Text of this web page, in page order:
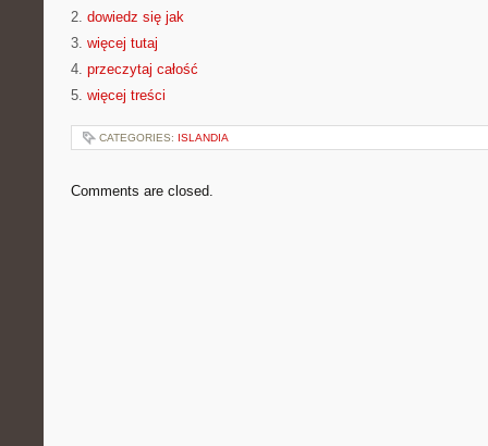
2. dowiedz się jak
3. więcej tutaj
4. przeczytaj całość
5. więcej treści
CATEGORIES: ISLANDIA
Comments are closed.